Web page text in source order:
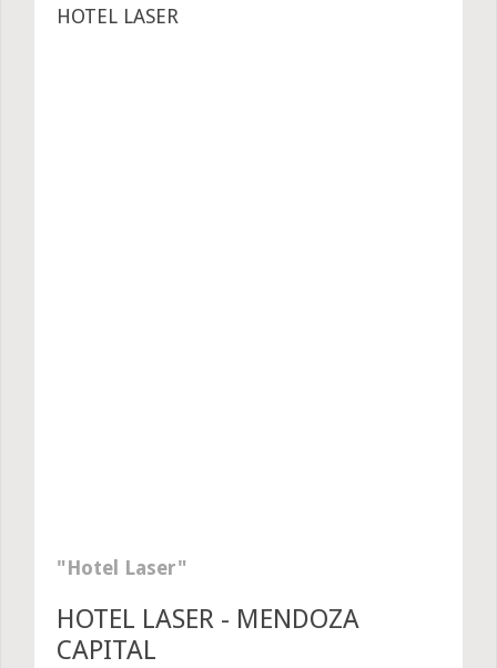
HOTEL LASER
Hotel Laser
HOTEL LASER - MENDOZA
CAPITAL